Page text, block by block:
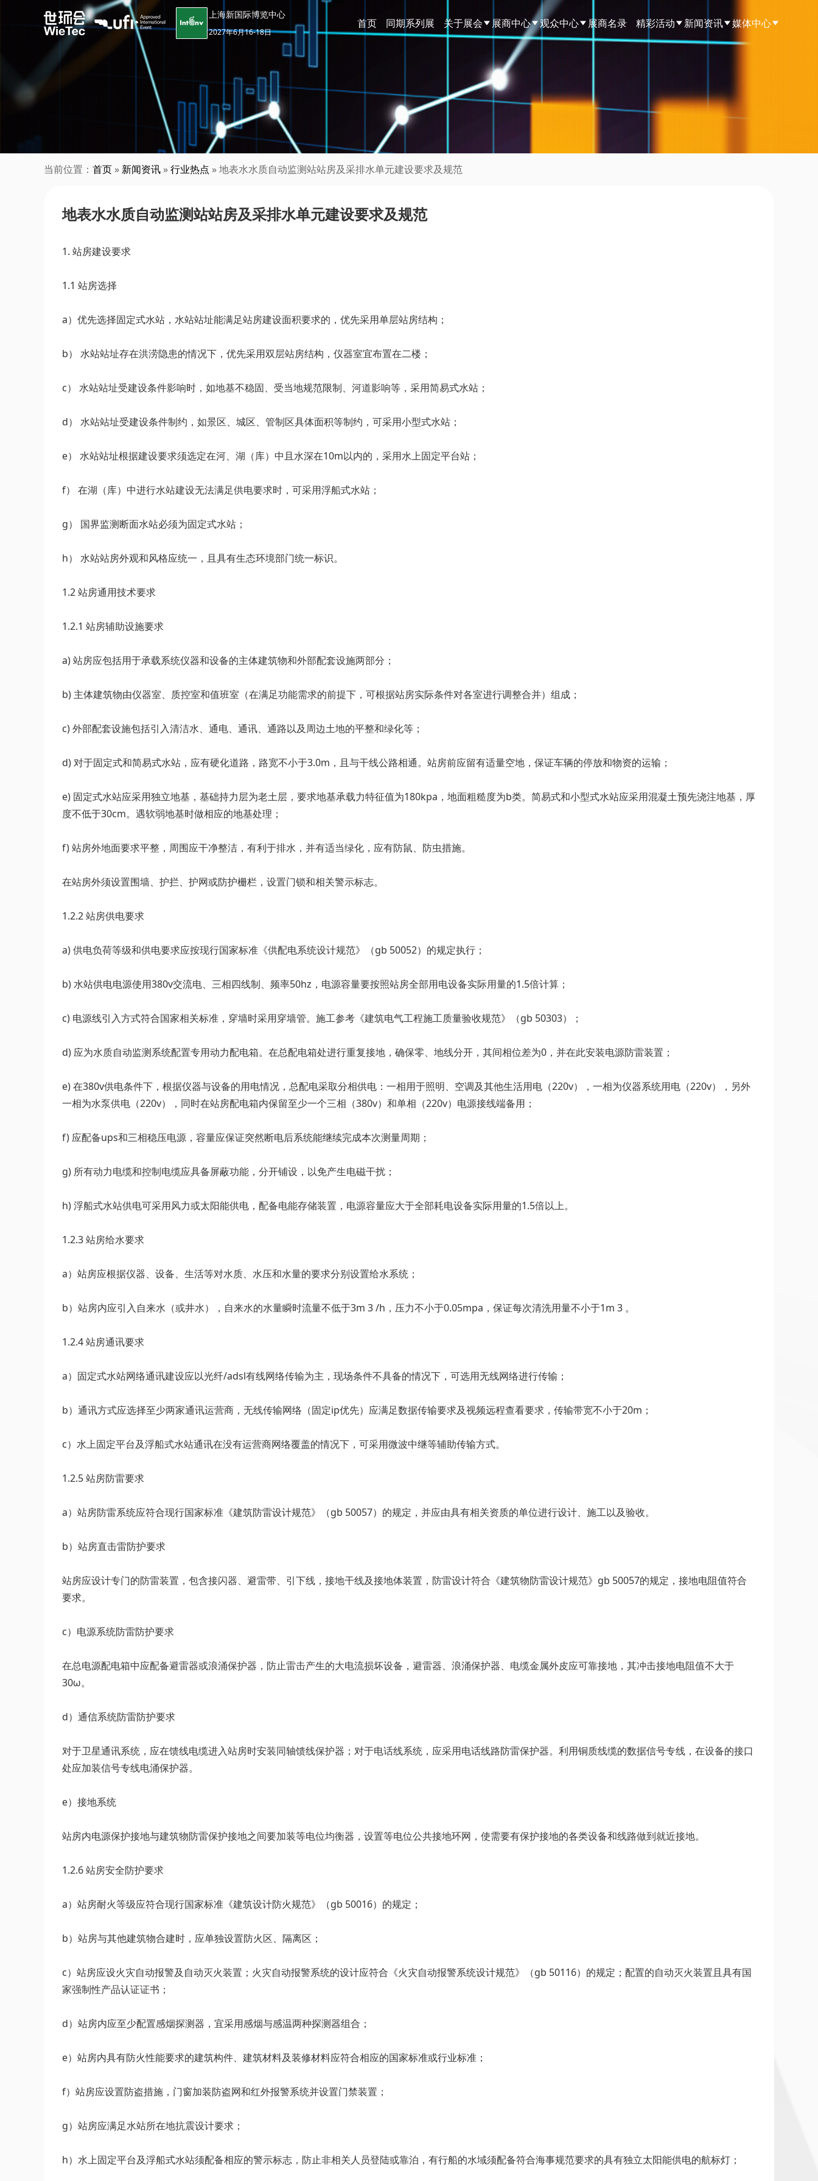
上海新国际博览中心
2027年6月16-18日
首页 同期系列展 关于展会 展商中心 观众中心 展商名录 精彩活动 新闻资讯 媒体中心
当前位置： 首页 » 新闻资讯 »行业热点 » 地表水水质自动监测站站房及采排水单元建设要求及规范
地表水水质自动监测站站房及采排水单元建设要求及规范
1. 站房建设要求
1.1 站房选择
a）优先选择固定式水站，水站站址能满足站房建设面积要求的，优先采用单层站房结构；
b） 水站站址存在洪涝隐患的情况下，优先采用双层站房结构，仪器室宜布置在二楼；
c） 水站站址受建设条件影响时，如地基不稳固、受当地规范限制、河道影响等，采用简易式水站；
d） 水站站址受建设条件制约，如景区、城区、管制区具体面积等制约，可采用小型式水站；
e） 水站站址根据建设要求须选定在河、湖（库）中且水深在10m以内的，采用水上固定平台站；
f） 在湖（库）中进行水站建设无法满足供电要求时，可采用浮船式水站；
g） 国界监测断面水站必须为固定式水站；
h） 水站站房外观和风格应统一，且具有生态环境部门统一标识。
1.2 站房通用技术要求
1.2.1 站房辅助设施要求
a) 站房应包括用于承载系统仪器和设备的主体建筑物和外部配套设施两部分；
b) 主体建筑物由仪器室、质控室和值班室（在满足功能需求的前提下，可根据站房实际条件对各室进行调整合并）组成；
c) 外部配套设施包括引入清洁水、通电、通讯、通路以及周边土地的平整和绿化等；
d) 对于固定式和简易式水站，应有硬化道路，路宽不小于3.0m，且与干线公路相通。站房前应留有适量空地，保证车辆的停放和物资的运输；
e) 固定式水站应采用独立地基，基础持力层为老土层，要求地基承载力特征值为180kpa，地面粗糙度为b类。简易式和小型式水站应采用混凝土预先浇注地基，厚
度不低于30cm。遇软弱地基时做相应的地基处理；
f) 站房外地面要求平整，周围应干净整洁，有利于排水，并有适当绿化，应有防鼠、防虫措施。
在站房外须设置围墙、护拦、护网或防护栅栏，设置门锁和相关警示标志。
1.2.2 站房供电要求
a) 供电负荷等级和供电要求应按现行国家标准《供配电系统设计规范》（gb 50052）的规定执行；
b) 水站供电电源使用380v交流电、三相四线制、频率50hz，电源容量要按照站房全部用电设备实际用量的1.5倍计算；
c) 电源线引入方式符合国家相关标准，穿墙时采用穿墙管。施工参考《建筑电气工程施工质量验收规范》（gb 50303）；
d) 应为水质自动监测系统配置专用动力配电箱。在总配电箱处进行重复接地，确保零、地线分开，其间相位差为0，并在此安装电源防雷装置；
e) 在380v供电条件下，根据仪器与设备的用电情况，总配电采取分相供电：一相用于照明、空调及其他生活用电（220v），一相为仪器系统用电（220v），另外
一相为水泵供电（220v），同时在站房配电箱内保留至少一个三相（380v）和单相（220v）电源接线端备用；
f) 应配备ups和三相稳压电源，容量应保证突然断电后系统能继续完成本次测量周期；
g) 所有动力电缆和控制电缆应具备屏蔽功能，分开铺设，以免产生电磁干扰；
h) 浮船式水站供电可采用风力或太阳能供电，配备电能存储装置，电源容量应大于全部耗电设备实际用量的1.5倍以上。
1.2.3 站房给水要求
a）站房应根据仪器、设备、生活等对水质、水压和水量的要求分别设置给水系统；
b）站房内应引入自来水（或井水），自来水的水量瞬时流量不低于3m 3 /h，压力不小于0.05mpa，保证每次清洗用量不小于1m 3 。
1.2.4 站房通讯要求
a）固定式水站网络通讯建设应以光纤/adsl有线网络传输为主，现场条件不具备的情况下，可选用无线网络进行传输；
b）通讯方式应选择至少两家通讯运营商，无线传输网络（固定ip优先）应满足数据传输要求及视频远程查看要求，传输带宽不小于20m；
c）水上固定平台及浮船式水站通讯在没有运营商网络覆盖的情况下，可采用微波中继等辅助传输方式。
1.2.5 站房防雷要求
a）站房防雷系统应符合现行国家标准《建筑防雷设计规范》（gb 50057）的规定，并应由具有相关资质的单位进行设计、施工以及验收。
b）站房直击雷防护要求
站房应设计专门的防雷装置，包含接闪器、避雷带、引下线，接地干线及接地体装置，防雷设计符合《建筑物防雷设计规范》gb 50057的规定，接地电阻值符合
要求。
c）电源系统防雷防护要求
在总电源配电箱中应配备避雷器或浪涌保护器，防止雷击产生的大电流损坏设备，避雷器、浪涌保护器、电缆金属外皮应可靠接地，其冲击接地电阻值不大于
30ω。
d）通信系统防雷防护要求
对于卫星通讯系统，应在馈线电缆进入站房时安装同轴馈线保护器；对于电话线系统，应采用电话线路防雷保护器。利用铜质线缆的数据信号专线，在设备的接口
处应加装信号专线电涌保护器。
e）接地系统
站房内电源保护接地与建筑物防雷保护接地之间要加装等电位均衡器，设置等电位公共接地环网，使需要有保护接地的各类设备和线路做到就近接地。
1.2.6 站房安全防护要求
a）站房耐火等级应符合现行国家标准《建筑设计防火规范》（gb 50016）的规定；
b）站房与其他建筑物合建时，应单独设置防火区、隔离区；
c）站房应设火灾自动报警及自动灭火装置；火灾自动报警系统的设计应符合《火灾自动报警系统设计规范》（gb 50116）的规定；配置的自动灭火装置且具有国
家强制性产品认证证书；
d）站房内应至少配置感烟探测器，宜采用感烟与感温两种探测器组合；
e）站房内具有防火性能要求的建筑构件、建筑材料及装修材料应符合相应的国家标准或行业标准；
f）站房应设置防盗措施，门窗加装防盗网和红外报警系统并设置门禁装置；
g）站房应满足水站所在地抗震设计要求；
h）水上固定平台及浮船式水站须配备相应的警示标志，防止非相关人员登陆或靠泊，有行船的水域须配备符合海事规范要求的具有独立太阳能供电的航标灯；